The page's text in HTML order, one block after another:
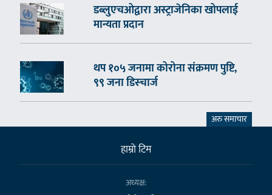
डब्लुएचओद्वारा अस्ट्राजेनिका खोपलाई
मान्यता प्रदान
थप १०५ जनामा कोरोना संक्रमण पुष्टि,
९९ जना डिस्चार्ज
अरु समाचार
हाम्राे टिम
अध्यक्ष: